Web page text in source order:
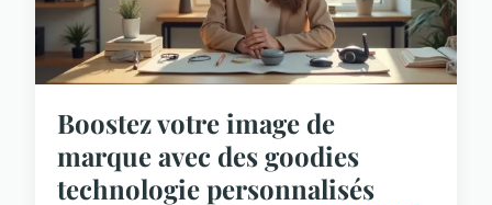
Boostez votre image de
marque avec des goodies
technologie personnalisés